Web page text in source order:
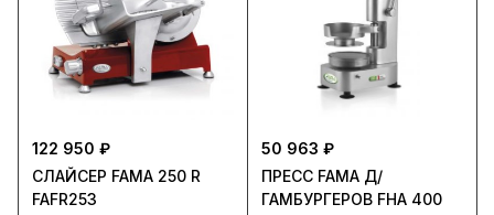
122 950 ₽
СЛАЙСЕР FAMA 250 R
FAFR253
50 963 ₽
ПРЕСС FAMA Д/
ГАМБУРГЕРОВ FHA 400